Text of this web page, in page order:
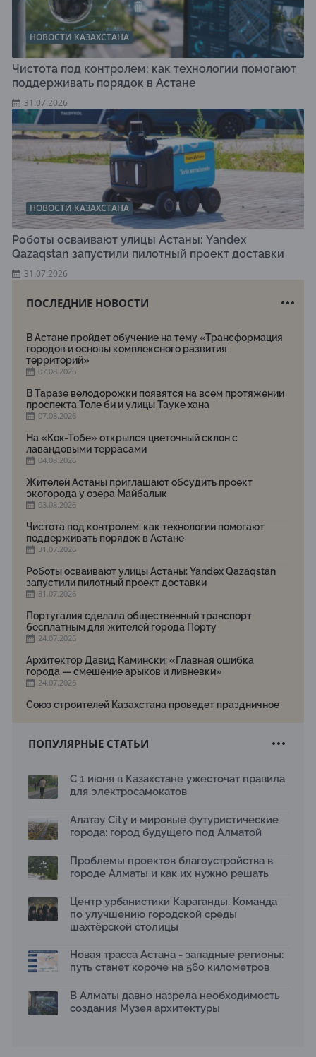
НОВОСТИ КАЗАХСТАНА
Чистота под контролем: как технологии помогают
поддерживать порядок в Астане
31.07.2026
НОВОСТИ КАЗАХСТАНА
Роботы осваивают улицы Астаны: Yandex
Qazaqstan запустили пилотный проект доставки
31.07.2026
ПОСЛЕДНИЕ НОВОСТИ
В Астане пройдет обучение на тему «Трансформация
городов и основы комплексного развития
территорий»
07.08.2026
В Таразе велодорожки появятся на всем протяжении
проспекта Толе би и улицы Тауке хана
07.08.2026
На «Кок-Тобе» открылся цветочный склон с
лавандовыми террасами
04.08.2026
Жителей Астаны приглашают обсудить проект
экогорода у озера Майбалык
03.08.2026
Чистота под контролем: как технологии помогают
поддерживать порядок в Астане
31.07.2026
Роботы осваивают улицы Астаны: Yandex Qazaqstan
запустили пилотный проект доставки
31.07.2026
Португалия сделала общественный транспорт
бесплатным для жителей города Порту
24.07.2026
Архитектор Давид Камински: «Главная ошибка
города — смешение арыков и ливневки»
24.07.2026
Союз строителей Казахстана проведет праздничное
мероприятие ко Дню строителя
Новый Строительный кодекс: что изменилось для
Бауыржана Байбахтиева
17.07.2026
рободоставки в Астане
15.07.2026
2026 принимает заявки до 31 июля
13.07.2026
темой новой выставки в «Целинном»
13.07.2026
Қазақстан»: воспитанники подарили вторую жизнь
отходам
08.07.2026
Ко Дню столицы в Нуре благоустроили шесть
общественных пространств
06.07.2026
ПОПУЛЯРНЫЕ СТАТЬИ
С 1 июня в Казахстане ужесточат правила
для электросамокатов
Алатау City и мировые футуристические
города: город будущего под Алматой
Проблемы проектов благоустройства в
городе Алматы и как их нужно решать
Центр урбанистики Караганды. Команда
по улучшению городской среды
шахтёрской столицы
Новая трасса Астана - западные регионы:
путь станет короче на 560 километров
В Алматы давно назрела необходимость
создания Музея архитектуры